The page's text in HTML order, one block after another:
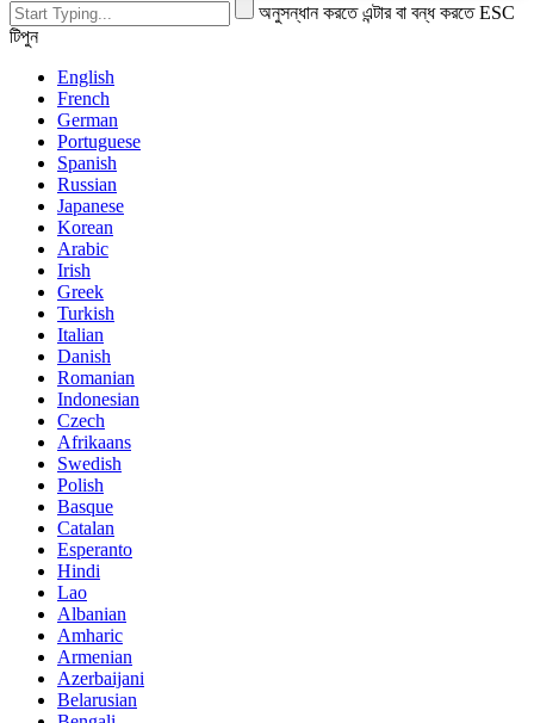
অনুসন্ধান করতে এন্টার বা বন্ধ করতে ESC
টিপুন
English
French
German
Portuguese
Spanish
Russian
Japanese
Korean
Arabic
Irish
Greek
Turkish
Italian
Danish
Romanian
Indonesian
Czech
Afrikaans
Swedish
Polish
Basque
Catalan
Esperanto
Hindi
Lao
Albanian
Amharic
Armenian
Azerbaijani
Belarusian